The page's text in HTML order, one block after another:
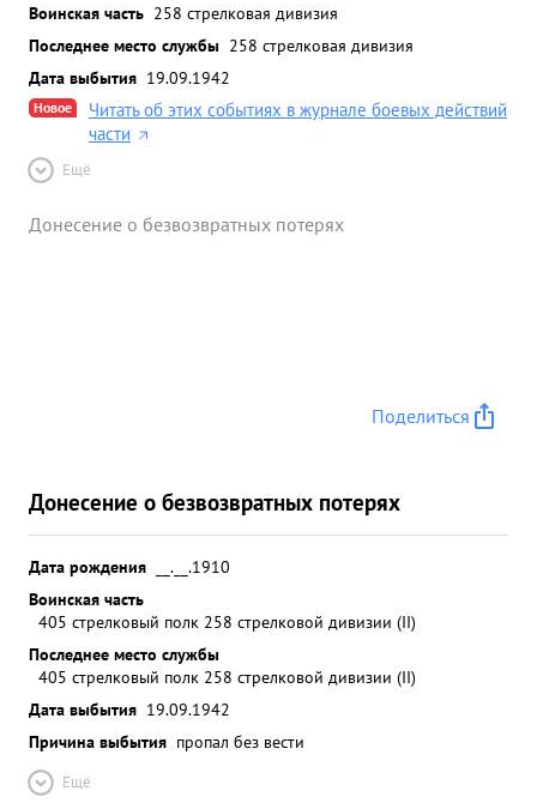
Воинская часть 258 стрелковая дивизия
Последнее место службы 258 стрелковая дивизия
Дата выбытия 19.09.1942
Новое
Читать об этих событиях в журнале боевых действий
части
Ещё
Донесение о безвозвратных потерях
Поделиться
Донесение о безвозвратных потерях
Дата рождения
__.__.1910
Воинская часть
405 стрелковый полк 258 стрелковой дивизии (II)
Последнее место службы
405 стрелковый полк 258 стрелковой дивизии (II)
Дата выбытия 19.09.1942
Причина выбытия пропал без вести
Ещё